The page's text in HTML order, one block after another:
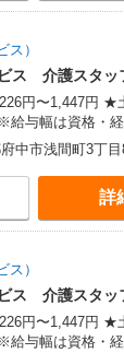
中】東京都府中
目21-18 野村ビル
瀬】東京都町田
ルセ B1F
）
ス 介護スタッ
円 ★土日祝日は時給100円
給与幅は資格・
中市浅間町3丁目
詳
）
ス 介護スタッ
円 ★土日祝日は時給100円
給与幅は資格・